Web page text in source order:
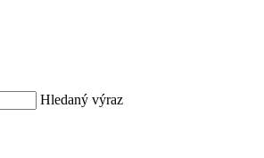
Hledaný výraz